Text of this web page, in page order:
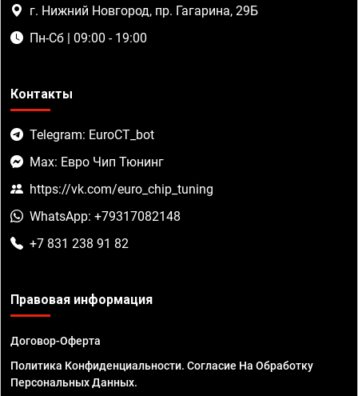
г. Нижний Новгород, пр. Гагарина, 29Б
Пн-Сб | 09:00 - 19:00
Контакты
Telegram: EuroCT_bot
Max: Евро Чип Тюнинг
https://vk.com/euro_chip_tuning
WhatsApp: +79317082148
+7 831 238 91 82
Правовая информация
Договор-Оферта
Политика Конфиденциальности. Согласие На Обработку
Персональных Данных.